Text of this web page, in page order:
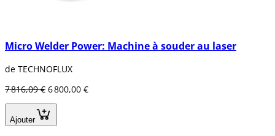
Micro Welder Power: Machine à souder au laser
de TECHNOFLUX
7 816,09 € 6 800,00 €
Ajouter